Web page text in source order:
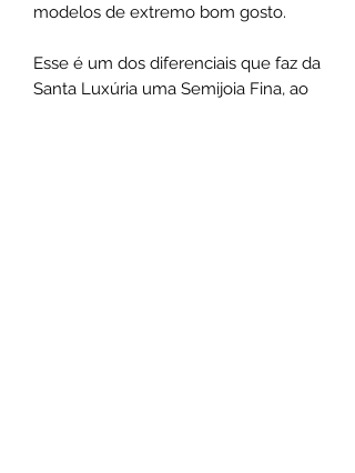
modelos de extremo bom gosto.
Esse é um dos diferenciais que faz da
Santa Luxúria uma Semijoia Fina, ao